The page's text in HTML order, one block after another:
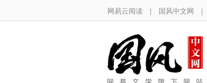
网易云阅读 | 国风中文网 |